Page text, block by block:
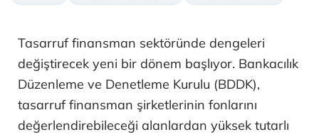
Tasarruf finansman sektöründe dengeleri
değiştirecek yeni bir dönem başlıyor. Bankacılık
Düzenleme ve Denetleme Kurulu (BDDK),
tasarruf finansman şirketlerinin fonlarını
değerlendirebileceği alanlardan yüksek tutarlı